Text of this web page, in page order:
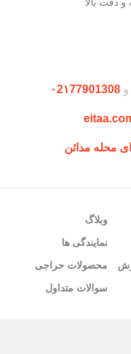
و۰2۱77901308
محله مدائن
وبلاگ
نمایندگی ها
محصولات حراجی
سوالات متداول